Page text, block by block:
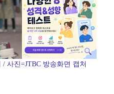
사진=JTBC 방송화면 캡처